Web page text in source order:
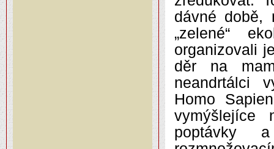
dávné době,
„zelené“
organizovali
děr na
neandrtálci
Homo
vymýšlejíce
poptávky